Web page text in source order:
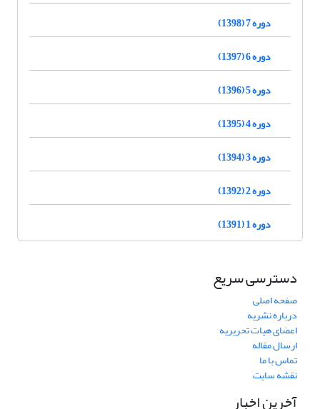
دوره 7 (1398)
دوره 6 (1397)
دوره 5 (1396)
دوره 4 (1395)
دوره 3 (1394)
دوره 2 (1392)
دوره 1 (1391)
دسترسی سریع
صفحه اصلی
درباره نشریه
اعضای هیات تحریریه
ارسال مقاله
تماس با ما
نقشه سایت
آخرین اخبار